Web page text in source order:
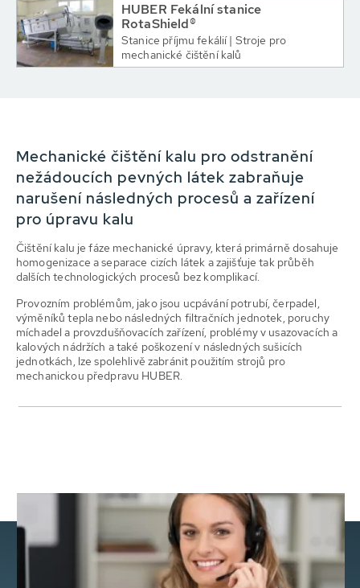
HUBER Fekální stanice
RotaShield®
Stanice příjmu fekálií | Stroje pro
mechanické čištění kalů
Mechanické čištění kalu pro odstranění
nežádoucích pevných látek zabraňuje
narušení následných procesů a zařízení
pro úpravu kalu
Čištění kalu je fáze mechanické úpravy, která primárně dosahuje
homogenizace a separace cizích látek a zajišťuje tak průběh
dalších technologických procesů bez komplikací.
Provozním problémům, jako jsou ucpávání potrubí, čerpadel,
výměníků tepla nebo následných filtračních jednotek, poruchy
míchadel a provzdušňovacích zařízení, problémy v usazovacích a
kalových nádržích a také poškození v následných sušicích
jednotkách, lze spolehlivě zabránit použitím strojů pro
mechanickou předpravu HUBER.